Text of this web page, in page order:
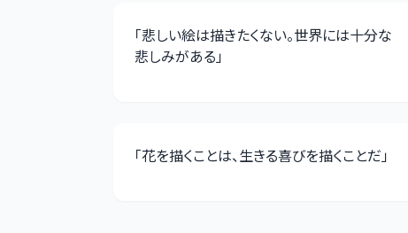
「悲しい絵は描きたくない。世界には十分な
悲しみがある」
「花を描くことは、生きる喜びを描くことだ」